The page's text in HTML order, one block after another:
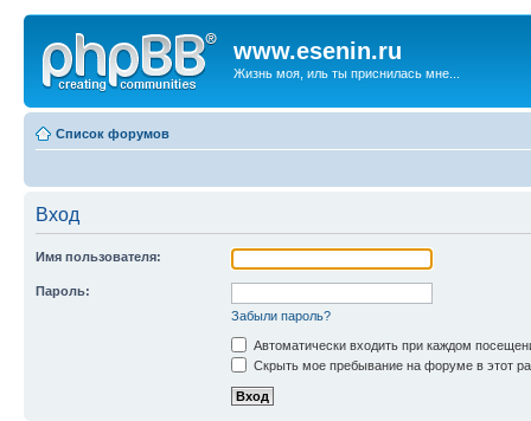
www.esenin.ru
Жизнь моя, иль ты приснилась мне...
Список форумов
Вход
Имя пользователя:
Пароль:
Забыли пароль?
Автоматически входить при каждом
Скрыть мое пребывание на форуме в этот